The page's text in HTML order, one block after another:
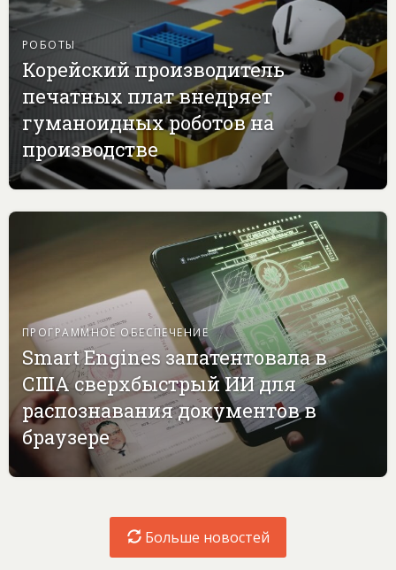
РОБОТЫ
Корейский производитель
печатных плат внедряет
гуманоидных роботов на
производстве
ПРОГРАММНОЕ ОБЕСПЕЧЕНИЕ
Smart Engines запатентовала в
США сверхбыстрый ИИ для
распознавания документов в
браузере
Больше новостей